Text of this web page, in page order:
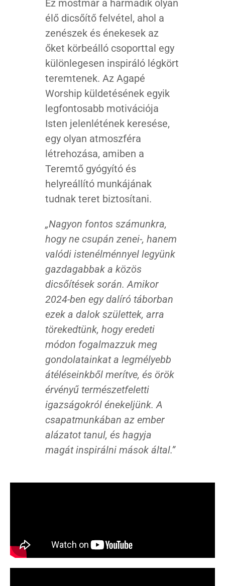
Ez mostmár a harmadik olyan
élő dicsőítő felvétel, ahol a
zenészek és énekesek az
őket körbeálló csoporttal egy
különlegesen inspiráló légkört
teremtenek. Az Agapé
Worship küldetésének egyik
legfontosabb motivációja
Isten jelenlétének keresése,
egy olyan atmoszféra
létrehozása, amiben a
Teremtő gyógyító és
helyreállító munkájának
tudnak teret biztosítani.
„Nagyon fontos számunkra,
hogy ne csupán zenei-, hanem
valódi istenélménnyel legyünk
gazdagabbak a közös
dicsőítések során. Amikor
2024-ben egy dalíró táborban
ezek a dalok születtek, arra
törekedtünk, hogy eredeti
módon fogalmazzuk meg
gondolatainkat a legmélyebb
átéléseinkből merítve, és örök
érvényű természetfeletti
igazságokról énekeljünk. A
csapatmunkában az ember
alázatot tanul, és hagyja
magát inspirálni mások által.”